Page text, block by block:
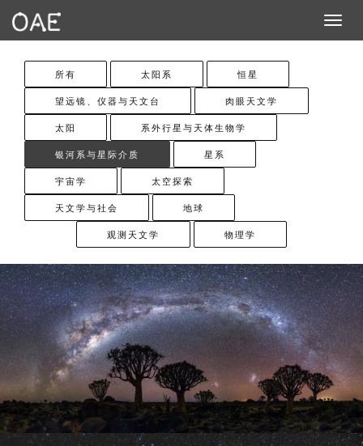
Toggle
所有 太阳系 恒星
望远镜、仪器与天文台 肉眼天文学
太阳 系外行星与天体生物学
银河系与星际介质 星系
宇宙学 太空探索
天文学与社会 地球
观测天文学 物理学